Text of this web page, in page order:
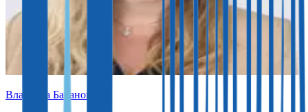
Владлена Баранова